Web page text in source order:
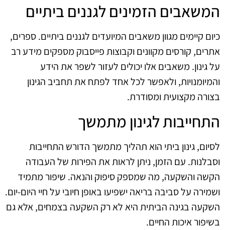
המשאבים הזמינים לגננים ביתיים
כיום קיימים מגוון משאבים המיועדים לגננים ביתיים. ספרים,
אתרים, קורסים מקוונים וקבוצות פייסבוק מספקים מידע רב
על גינון. משאבים אלו יכולים לעזור לשפר את הידע
והמיומנויות, ולאפשר לכל אחד לפתח את תחביב הגינון
בצורה מקצועית ומסודרת.
התחייבות לגינון מתמשך
לסיום, גינון ביתי הוא תהליך מתמשך הדורש התחייבות
וסבלנות. עם הזמן, ניתן לראות את הפירות של העבודה
הקשה והשקעה, מה שמספק סיפוק והנאה. שיפור מתמיד
ושמירה על סביבה בריאה ישפיעו באופן חיובי על חיי היום-יום.
השקעה בגינה הביתית היא לא רק השקעה בצמחים, אלא גם
בשיפור איכות החיים.